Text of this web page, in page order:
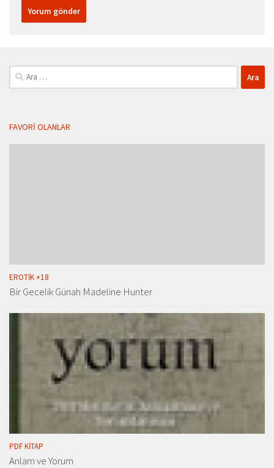
Arama:
FAVORI OLANLAR
EROTIK +18
Bir Gecelik Günah Madeline Hunter
PDF KITAP
Anlam ve Yorum